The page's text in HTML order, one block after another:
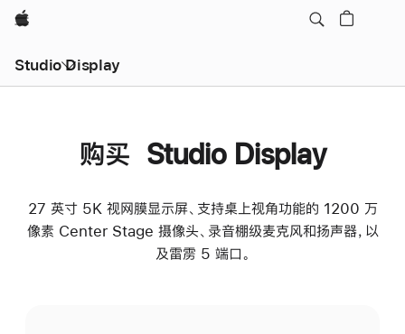
Apple
Studio Display
购买 Studio Display
27 英寸 5K 视网膜显示屏、支持桌上视角功能的 1200 万
像素 Center Stage 摄像头、录音棚级麦克风和扬声器，以
及雷雳 5 端口。